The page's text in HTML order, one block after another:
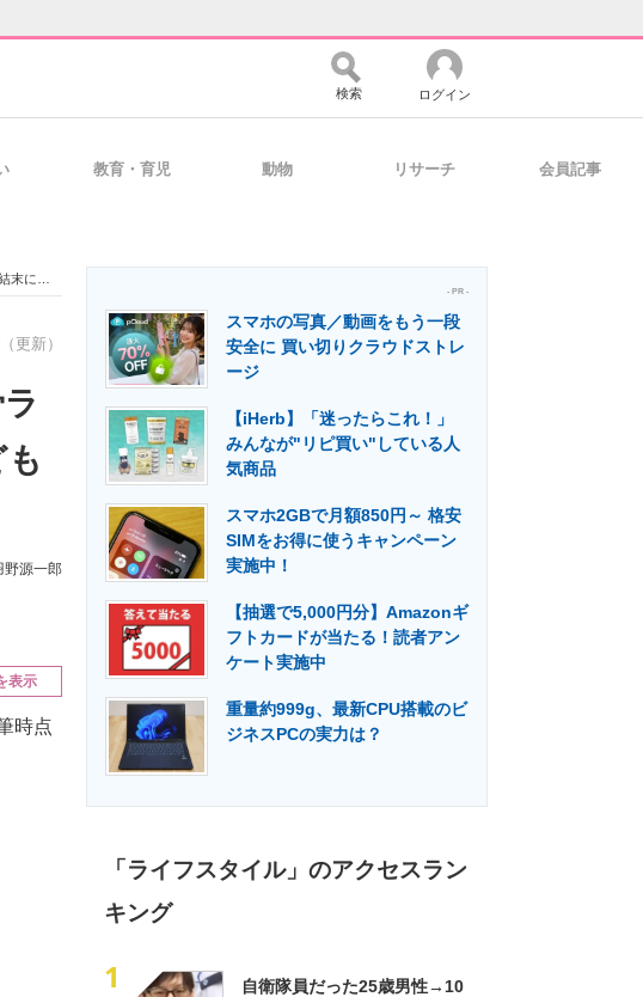
経営リーダーのコミュニティ マーケ×ITの今がよく分かる
製造業のIT導入・活用を支援
エネルギーの専門メディア 建設×テクノロジーの最前線
検索 ログイン
教育・育児 動物 リサーチ 会員記事
り」
更新）
野源一郎
表示
時点
- PR -
スマホの写真／動画をもう一段
安全に 買い切りクラウドストレ
ージ
【iHerb】「迷ったらこれ！」
みんなが"リピ買い"している人
気商品
スマホ2GBで月額850円～ 格安
SIMをお得に使うキャンペーン
実施中！
【抽選で5,000円分】Amazonギ
フトカードが当たる！読者アン
ケート実施中
重量約999g、最新CPU搭載のビ
ジネスPCの実力は？
「ライフスタイル」のアクセスラン
キング
1
自衛隊員だった25歳男性→10